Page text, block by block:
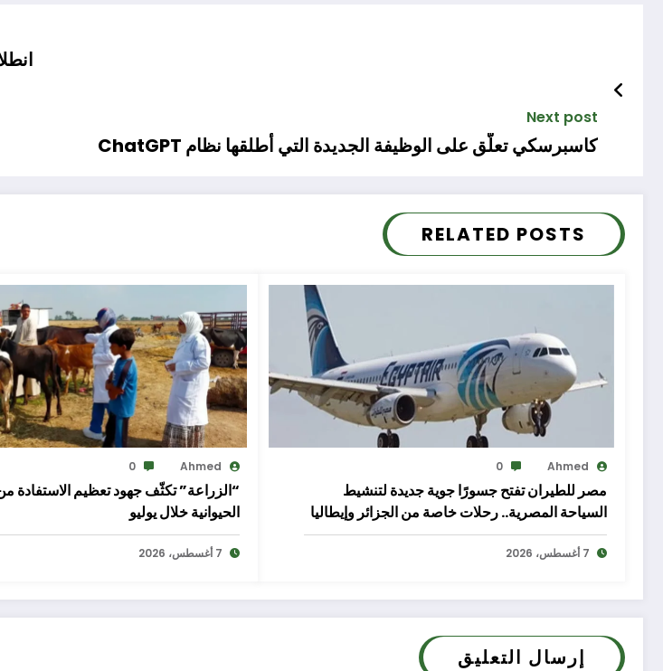
Next post
كاسبرسكي تعلّق على الوظيفة الجديدة التي أطلقها نظام ChatGPT
RELATED POSTS
Ahmed
0
مصر للطيران تفتح جسورًا جوية جديدة لتنشيط
السياحة المصرية.. رحلات خاصة من الجزائر وإيطاليا
إلى شرم الشيخ والغردقة
7 أغسطس، 2026
Ahmed
0
“الزراعة” تكثّف جهود تعظيم الاستفادة
الحيوانية خلال يوليو
7 أغسطس، 2026
إرسال التعليق